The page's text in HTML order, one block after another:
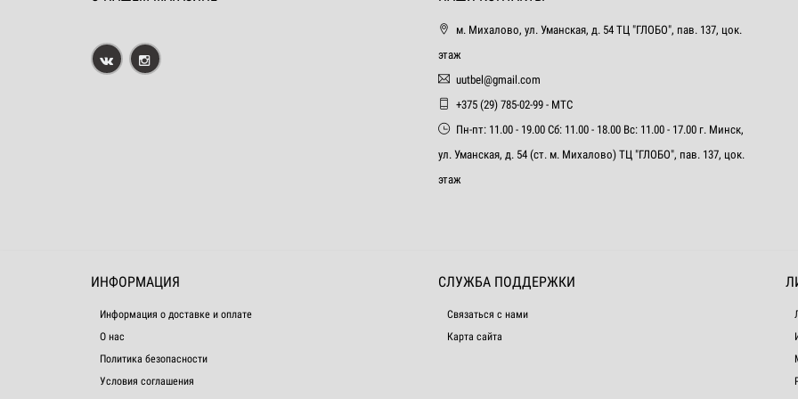
м. Михалово, ул. Уманская, д. 54 ТЦ "ГЛОБО", пав. 137, цок.
этаж
uutbel@gmail.com
+375 (29) 785-02-99 - МТС
Пн-пт: 11.00 - 19.00 Сб: 11.00 - 18.00 Вс: 11.00 - 17.00 г. Минск,
ул. Уманская, д. 54 (ст. м. Михалово) ТЦ "ГЛОБО", пав. 137, цок.
этаж
ИНФОРМАЦИЯ
Информация о доставке и оплате
О нас
Политика безопасности
Условия соглашения
СЛУЖБА ПОДДЕРЖКИ
Связаться с нами
Карта сайта